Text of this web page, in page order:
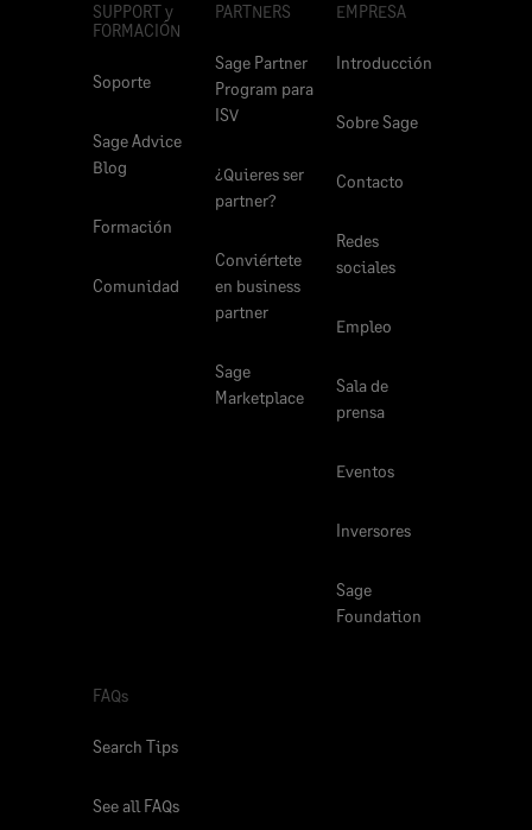
SUPPORT y
FORMACIÓN
Soporte
Sage Advice
Blog
Formación
Comunidad
PARTNERS
Sage Partner
Program para
ISV
¿Quieres ser
partner?
Conviértete
en business
partner
Sage
Marketplace
EMPRESA
Introducción
Sobre Sage
Contacto
Redes
sociales
Empleo
Sala de
prensa
Eventos
Inversores
Sage
Foundation
FAQs
Search Tips
See all FAQs